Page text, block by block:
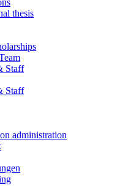
thesis
Staff
Staff
administration